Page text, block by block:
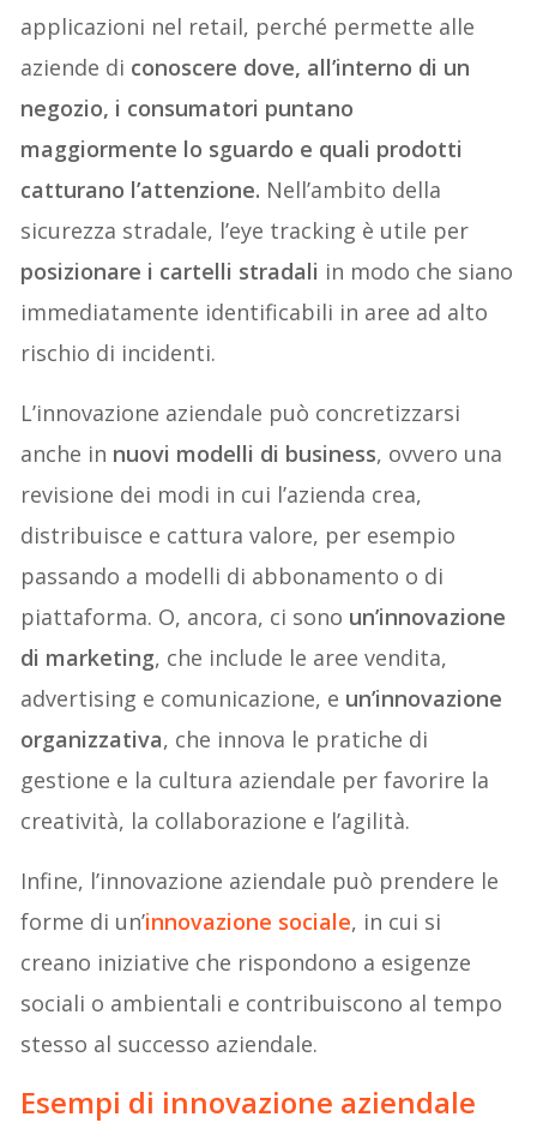
applicazioni nel retail, perché permette alle
aziende di conoscere dove, all’interno di un
negozio, i consumatori puntano
maggiormente lo sguardo e quali prodotti
catturano l’attenzione. Nell’ambito della
sicurezza stradale, l’eye tracking è utile per
posizionare i cartelli stradali in modo che siano
immediatamente identificabili in aree ad alto
rischio di incidenti.
L’innovazione aziendale può concretizzarsi
anche in nuovi modelli di business, ovvero una
revisione dei modi in cui l’azienda crea,
distribuisce e cattura valore, per esempio
passando a modelli di abbonamento o di
piattaforma. O, ancora, ci sono un’innovazione
di marketing, che include le aree vendita,
advertising e comunicazione, e un’innovazione
organizzativa, che innova le pratiche di
gestione e la cultura aziendale per favorire la
creatività, la collaborazione e l’agilità.
Infine, l’innovazione aziendale può prendere le
forme di un’innovazione sociale, in cui si
creano iniziative che rispondono a esigenze
sociali o ambientali e contribuiscono al tempo
stesso al successo aziendale.
Esempi di innovazione aziendale